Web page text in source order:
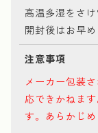
高温多湿をさけ
開封後はお早
注意事項
メーカー包装
応できかねま
す。あらかじめ